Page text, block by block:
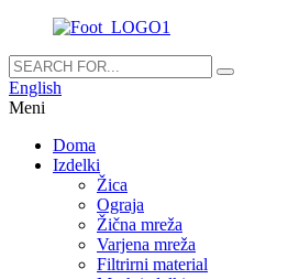
English
Meni
Doma
Izdelki
Žica
Ograja
Žična mreža
Varjena mreža
Filtrirni material